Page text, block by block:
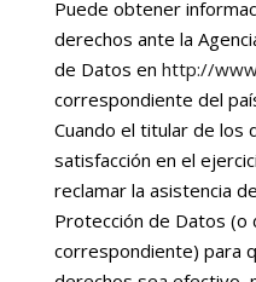
Puede obtener
derechos ante la
de Datos en http://
correspondiente del
Cuando el titular de los
satisfacción en el
reclamar la asistencia
Protección de Datos (o
correspondiente) para